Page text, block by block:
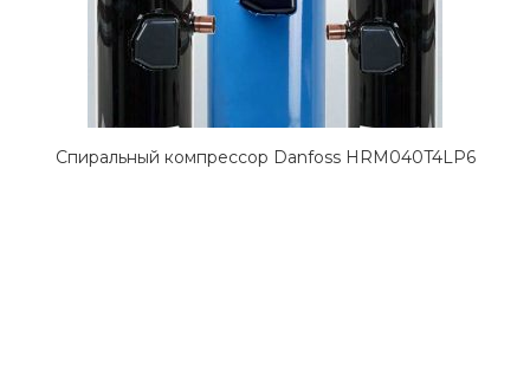
Спиральный компрессор Danfoss HRM040T4LP6